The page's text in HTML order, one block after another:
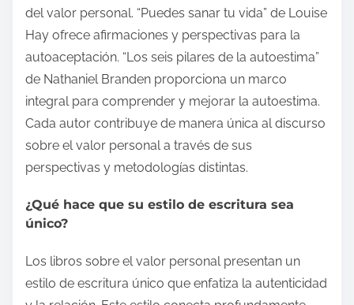
del valor personal. “Puedes sanar tu vida” de Louise
Hay ofrece afirmaciones y perspectivas para la
autoaceptación. “Los seis pilares de la autoestima”
de Nathaniel Branden proporciona un marco
integral para comprender y mejorar la autoestima.
Cada autor contribuye de manera única al discurso
sobre el valor personal a través de sus
perspectivas y metodologías distintas.
¿Qué hace que su estilo de escritura sea
único?
Los libros sobre el valor personal presentan un
estilo de escritura único que enfatiza la autenticidad